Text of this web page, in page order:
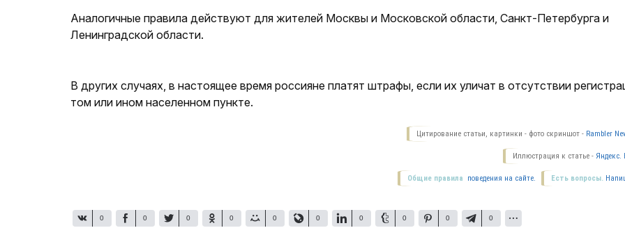
Аналогичные правила действуют для жителей Москвы и Московской области, Санкт-Петербурга и
Ленинградской области.
В других случаях, в настоящее время россияне платят штрафы, если их уличат в отсутствии
том или ином населенном пункте.
Цитирование статьи, картинки - фото скриншот - Rambler
Иллюстрация к статье - Яндекс.
Есть вопросы.
Общие правила поведения на сайте.
0 0 0 0 0 0 0 0 0 0